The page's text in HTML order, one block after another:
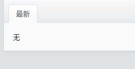
最新
无